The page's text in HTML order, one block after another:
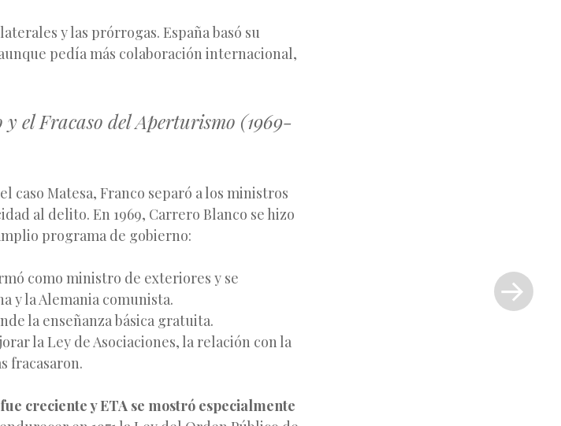
y las prórrogas. España basó su
pedía más colaboración internacional,
el Fracaso del Aperturismo (1969-
caso Matesa, Franco separó a los ministros
al delito. En 1969, Carrero Blanco se hizo
programa de gobierno:
como ministro de exteriores y se
y la Alemania comunista.
la enseñanza básica gratuita.
la Ley de Asociaciones, la relación con la
fracasaron.
creciente y ETA se mostró especialmente
entrada